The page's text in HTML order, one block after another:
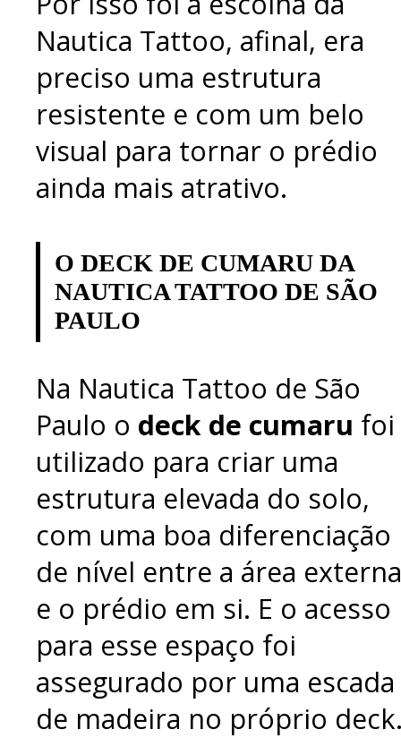
Nautica Tattoo, afinal, era
preciso uma estrutura
resistente e com um belo
visual para tornar o prédio
ainda mais atrativo.
O DECK DE CUMARU DA
NAUTICA TATTOO DE SÃO
PAULO
Na Nautica Tattoo de São
Paulo o deck de cumaru foi
utilizado para criar uma
estrutura elevada do solo,
com uma boa diferenciação
de nível entre a área externa
e o prédio em si. E o acesso
para esse espaço foi
assegurado por uma escada
de madeira no próprio